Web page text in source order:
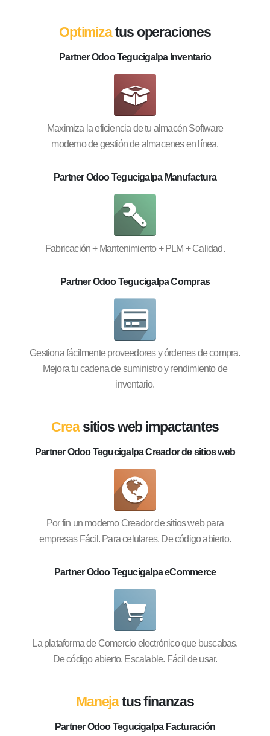
Optimizatus operaciones
Partner Odoo Tegucigalpa Inventario
Maximiza la eficiencia de tu almacén Software
moderno de gestión de almacenes en línea.
Partner Odoo Tegucigalpa Manufactura
Fabricación + Mantenimiento + PLM + Calidad.
Partner Odoo Tegucigalpa Compras
Gestiona fácilmente proveedores y órdenes de compra.
Mejora tu cadena de suministro y rendimiento de
inventario.
Creasitios web impactantes
Partner Odoo Tegucigalpa Creador de sitios web
Por fin un moderno Creador de sitios web para
empresas Fácil. Para celulares. De código abierto.
Partner Odoo Tegucigalpa eCommerce
La plataforma de Comercio electrónico que buscabas.
De código abierto. Escalable. Fácil de usar.
Manejatus finanzas
Partner Odoo Tegucigalpa Facturación